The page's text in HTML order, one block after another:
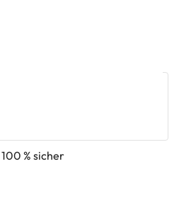
100 % sicher